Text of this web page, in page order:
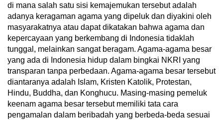
di mana salah satu sisi kemajemukan tersebut adalah
adanya keragaman agama yang dipeluk dan diyakini oleh
masyarakatnya atau dapat dikatakan bahwa agama dan
kepercayaan yang berkembang di Indonesia tidaklah
tunggal, melainkan sangat beragam. Agama-agama besar
yang ada di Indonesia hidup dalam bingkai NKRI yang
transparan tanpa perbedaan. Agama-agama besar tersebut
diantaranya adalah Islam, Kristen Katolik, Protestan,
Hindu, Buddha, dan Konghucu. Masing-masing pemeluk
keenam agama besar tersebut memiliki tata cara
pengamalan dalam beribadah yang berbeda-beda sesuai